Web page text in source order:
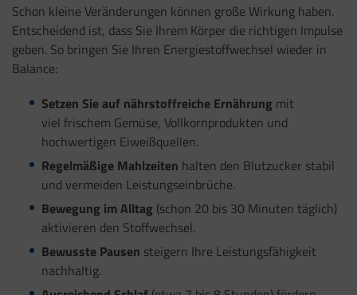
Schon kleine Veränderungen können große Wirkung haben.
Entscheidend ist, dass Sie Ihrem Körper die richtigen Impulse
geben. So bringen Sie Ihren Energiestoffwechsel wieder in
Balance:
Setzen Sie auf nährstoffreiche Ernährung mit
viel frischem Gemüse, Vollkornprodukten und
hochwertigen Eiweißquellen.
Regelmäßige Mahlzeiten halten den Blutzucker stabil
und vermeiden Leistungseinbrüche.
Bewegung im Alltag (schon 20 bis 30 Minuten täglich)
aktivieren den Stoffwechsel.
Bewusste Pausen steigern Ihre Leistungsfähigkeit
nachhaltig.